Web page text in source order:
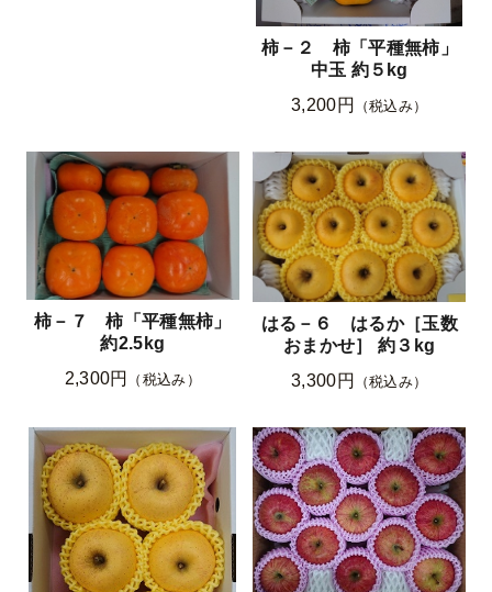
柿－２ 柿「平種無柿」
中玉 約５kg
3,200円
（税込み）
柿－７ 柿「平種無柿」
約2.5kg
2,300円
（税込み）
はる－６ はるか［玉数
おまかせ］ 約３kg
3,300円
（税込み）